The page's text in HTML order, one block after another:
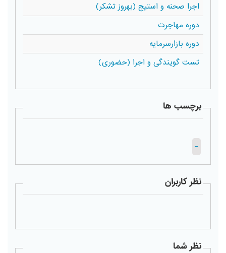
اجرا صحنه و استیج (بهروز تشکر)
دوره مهاجرت
دوره بازارسرمایه
تست گویندگی و اجرا (حضوری)
برچسب ها
-
نظر کاربران
نظر شما